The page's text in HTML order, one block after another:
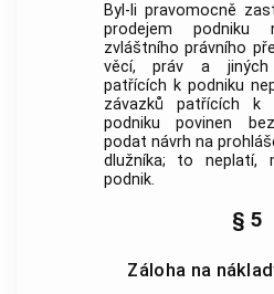
Byl-li pravomocně
prodejem podniku
zvláštního právního
věcí, práv a jiných
patřících k podniku
závazků patřících k
podniku povinen
podat návrh na
dlužníka; to neplatí,
podnik.
§ 5
Záloha na